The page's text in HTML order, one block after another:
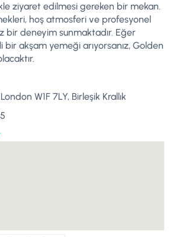
ziyaret edilmesi gereken bir mekan.
hoş atmosferi ve profesyonel
bir deneyim sunmaktadır. Eğer
bir akşam yemeği arıyorsanız, Golden
W1F 7LY, Birleşik Krallık